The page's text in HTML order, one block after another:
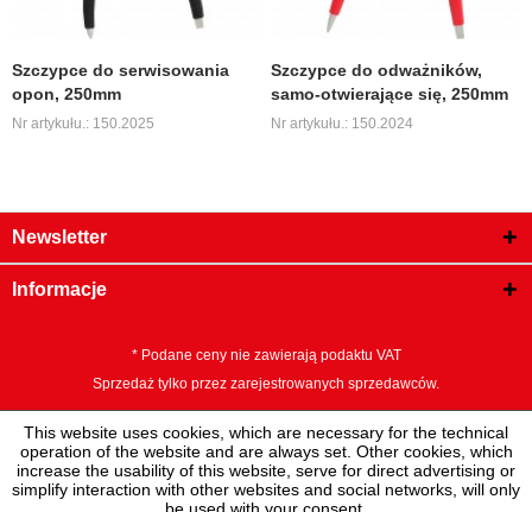
Szczypce do serwisowania
opon, 250mm
Nr artykułu.: 150.2025
Szczypce do odważników,
samo-otwierające się, 250mm
Nr artykułu.: 150.2024
Newsletter
Informacje
* Podane ceny nie zawierają podaktu VAT
Sprzedaż tylko przez zarejestrowanych sprzedawców.
This website uses cookies, which are necessary for the technical
operation of the website and are always set. Other cookies, which
increase the usability of this website, serve for direct advertising or
simplify interaction with other websites and social networks, will only